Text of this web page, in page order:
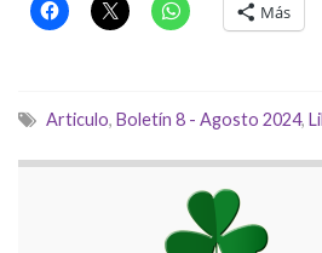
Más
Articulo, Boletín 8 - Agosto 2024,